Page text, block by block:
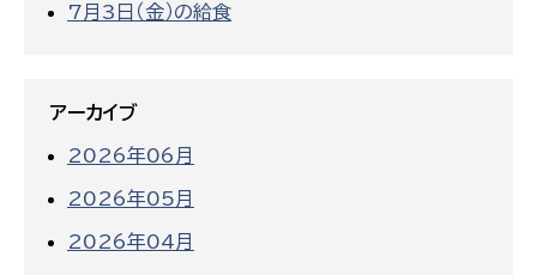
7月3日（金）の給食
アーカイブ
2026年06月
2026年05月
2026年04月